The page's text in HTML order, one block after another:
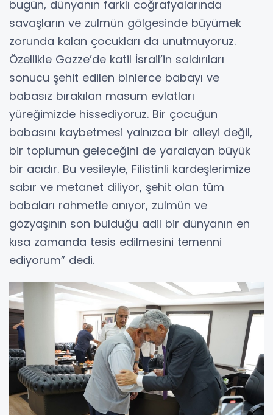
bugün, dünyanın farklı coğrafyalarında
savaşların ve zulmün gölgesinde büyümek
zorunda kalan çocukları da unutmuyoruz.
Özellikle Gazze’de katil İsrail’in saldırıları
sonucu şehit edilen binlerce babayı ve
babasız bırakılan masum evlatları
yüreğimizde hissediyoruz. Bir çocuğun
babasını kaybetmesi yalnızca bir aileyi değil,
bir toplumun geleceğini de yaralayan büyük
bir acıdır. Bu vesileyle, Filistinli kardeşlerimize
sabır ve metanet diliyor, şehit olan tüm
babaları rahmetle anıyor, zulmün ve
gözyaşının son bulduğu adil bir dünyanın en
kısa zamanda tesis edilmesini temenni
ediyorum” dedi.